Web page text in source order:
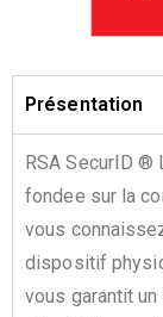
Présentation
RSA SecurID ®
fondee sur la
vous
dispositif
vous garantit